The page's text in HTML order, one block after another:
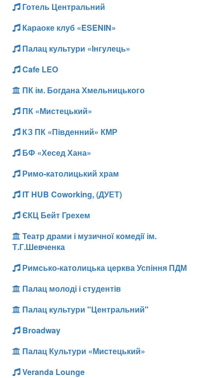
Готель Центральний
Караоке клуб «ESENIN»
Палац культури «Інгулець»
Cafe LEO
ПК ім. Богдана Хмельницького
ПК «Мистецький»
КЗ ПК «Південний» КМР
БФ «Хесед Хана»
Римо-католицький храм
IT HUB Coworking, (ДУЕТ)
ЄКЦ Бейт Грехем
Театр драми і музичної комедії ім.
Т.Г.Шевченка
Римсько-католицька церква Успіння ПДМ
Палац молоді і студентів
Палац культури "Центральний"
Broadway
Палац Культури «Мистецький»
Veranda Lounge